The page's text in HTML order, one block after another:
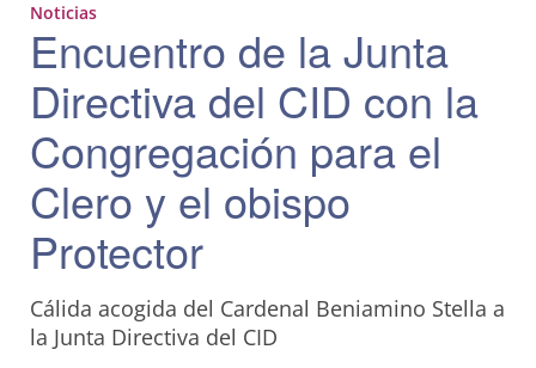
Noticias
Encuentro de la Junta
Directiva del CID con la
Congregación para el
Clero y el obispo
Protector
Cálida acogida del Cardenal Beniamino Stella a
la Junta Directiva del CID